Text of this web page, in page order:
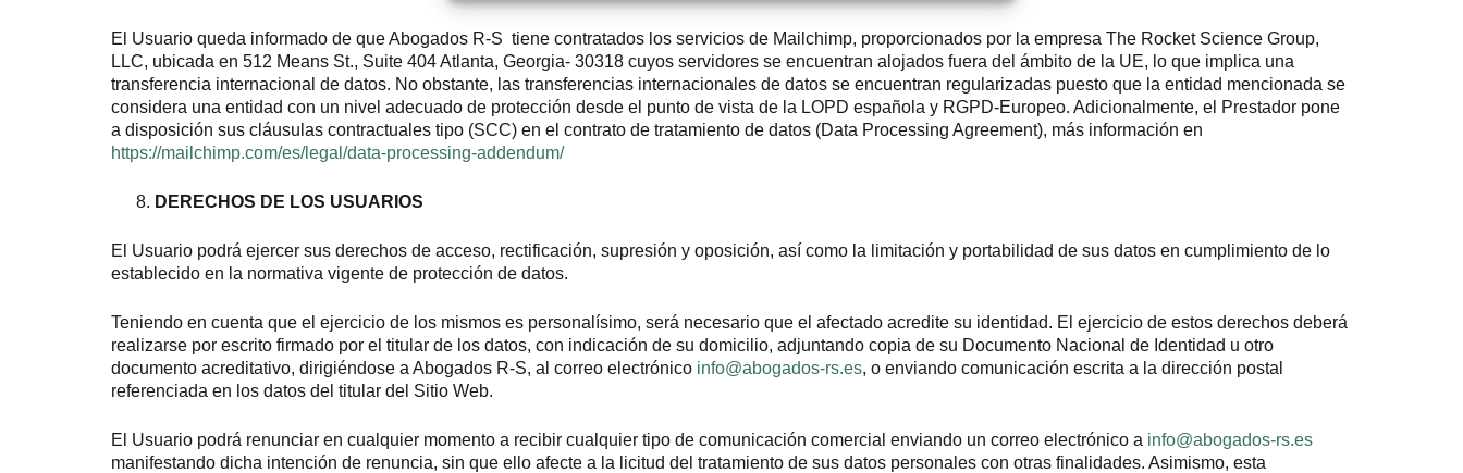
El Usuario queda informado de que Abogados R-S tiene contratados los servicios de Mailchimp, proporcionados por la empresa The Rocket Science Group,
LLC, ubicada en 512 Means St., Suite 404 Atlanta, Georgia- 30318 cuyos servidores se encuentran alojados fuera del ámbito de la UE, lo que implica una
transferencia internacional de datos. No obstante, las transferencias internacionales de datos se encuentran regularizadas puesto que la entidad mencionada se
considera una entidad con un nivel adecuado de protección desde el punto de vista de la LOPD española y RGPD-Europeo. Adicionalmente, el Prestador pone
a disposición sus cláusulas contractuales tipo (SCC) en el contrato de tratamiento de datos (Data Processing Agreement), más información en
https://mailchimp.com/es/legal/data-processing-addendum/
DERECHOS DE LOS USUARIOS
El Usuario podrá ejercer sus derechos de acceso, rectificación, supresión y oposición, así como la limitación y portabilidad de sus datos en cumplimiento de lo
establecido en la normativa vigente de protección de datos.
Teniendo en cuenta que el ejercicio de los mismos es personalísimo, será necesario que el afectado acredite su identidad. El ejercicio de estos derechos deberá
realizarse por escrito firmado por el titular de los datos, con indicación de su domicilio, adjuntando copia de su Documento Nacional de Identidad u otro
documento acreditativo, dirigiéndose a Abogados R-S, al correo electrónico info@abogados-rs.es, o enviando comunicación escrita a la dirección postal
referenciada en los datos del titular del Sitio Web.
El Usuario podrá renunciar en cualquier momento a recibir cualquier tipo de comunicación comercial enviando un correo electrónico a info@abogados-rs.es
manifestando dicha intención de renuncia, sin que ello afecte a la licitud del tratamiento de sus datos personales con otras finalidades. Asimismo, esta